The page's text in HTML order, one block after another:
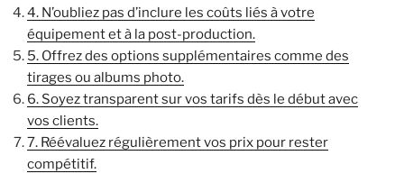
4. N’oubliez pas d’inclure les coûts liés à votre
équipement et à la post-production.
5. Offrez des options supplémentaires comme des
tirages ou albums photo.
6. Soyez transparent sur vos tarifs dès le début avec
vos clients.
7. Réévaluez régulièrement vos prix pour rester
compétitif.